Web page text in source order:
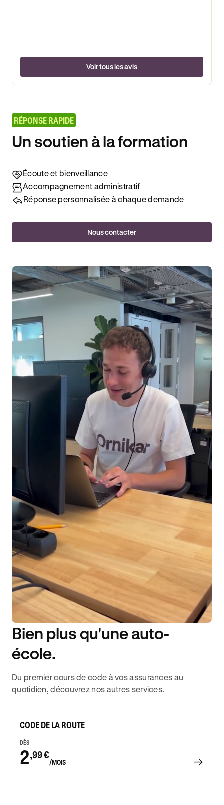
Voir tous les avis
DISPONIBILITÉ 6J/7
RÉPONSE RAPIDE
Un soutien à la formation
Écoute et bienveillance
Accompagnement administratif
Réponse personnalisée à chaque demande
Nous contacter
Bien plus qu'une auto-
école.
Du premier cours de code à vos assurances au
quotidien, découvrez nos autres services.
CODE DE LA ROUTE
DÈS
2,99 €
/MOIS